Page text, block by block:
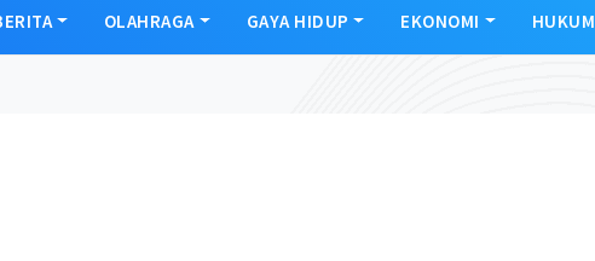
OLAHRAGA GAYA HIDUP EKONOMI HUKUM